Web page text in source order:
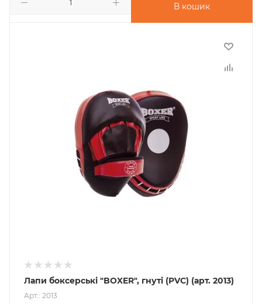
В кошик
Лапи боксерські "BOXER", гнуті (PVC) (арт. 2013)
Арт.: 2013